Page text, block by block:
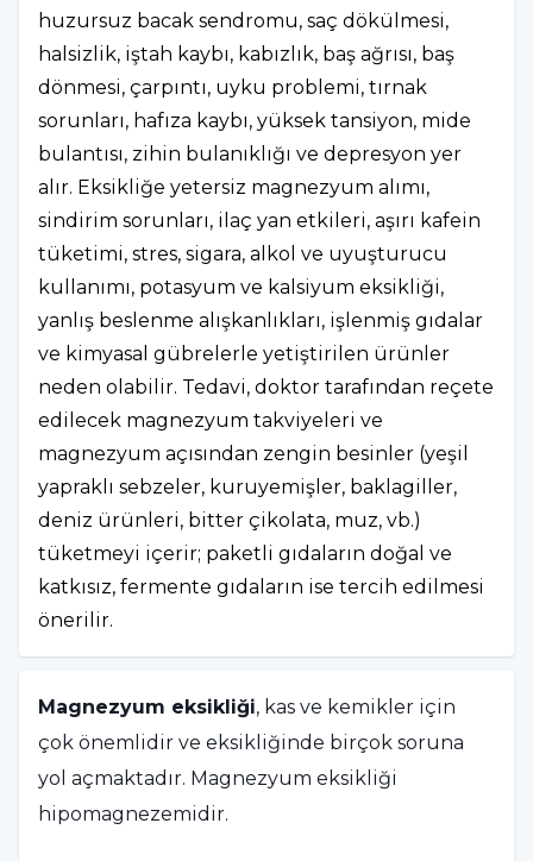
huzursuz bacak sendromu, saç dökülmesi,
halsizlik, iştah kaybı, kabızlık, baş ağrısı, baş
dönmesi, çarpıntı, uyku problemi, tırnak
sorunları, hafıza kaybı, yüksek tansiyon, mide
bulantısı, zihin bulanıklığı ve depresyon yer
alır. Eksikliğe yetersiz magnezyum alımı,
sindirim sorunları, ilaç yan etkileri, aşırı kafein
tüketimi, stres, sigara, alkol ve uyuşturucu
kullanımı, potasyum ve kalsiyum eksikliği,
yanlış beslenme alışkanlıkları, işlenmiş gıdalar
ve kimyasal gübrelerle yetiştirilen ürünler
neden olabilir. Tedavi, doktor tarafından reçete
edilecek magnezyum takviyeleri ve
magnezyum açısından zengin besinler (yeşil
yapraklı sebzeler, kuruyemişler, baklagiller,
deniz ürünleri, bitter çikolata, muz, vb.)
tüketmeyi içerir; paketli gıdaların doğal ve
katkısız, fermente gıdaların ise tercih edilmesi
önerilir.
Magnezyum eksikliği, kas ve kemikler için
çok önemlidir ve eksikliğinde birçok soruna
yol açmaktadır. Magnezyum eksikliği
hipomagnezemidir.